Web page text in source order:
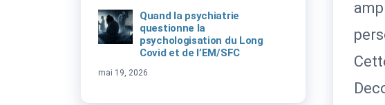
Quand la psychiatrie
questionne la
psychologisation du Long
Covid et de l’EM/SFC
mai 19, 2026